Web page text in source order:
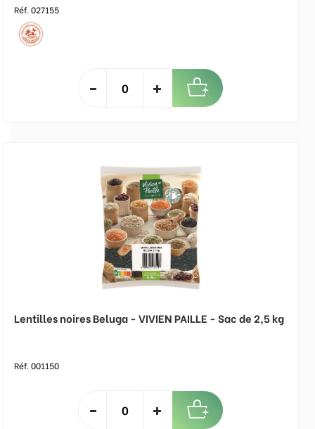
Réf. 027155
Lentilles noires Beluga - VIVIEN PAILLE - Sac de 2,5 kg
Réf. 001150